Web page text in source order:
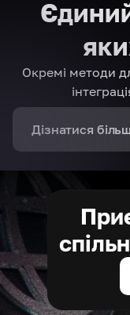
Окремі методи
Дізнатися